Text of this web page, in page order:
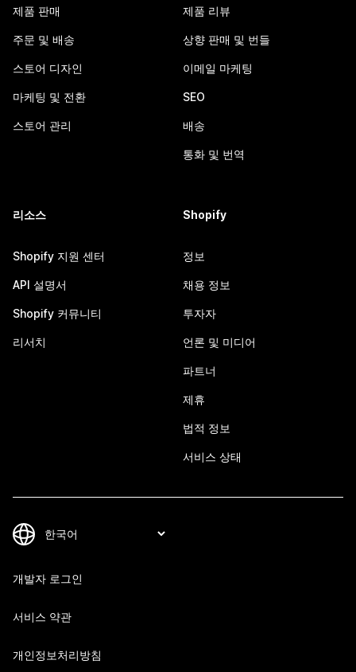
제품 판매
주문 및 배송
스토어 디자인
마케팅 및 전환
스토어 관리
제품 리뷰
상향 판매 및 번들
이메일 마케팅
SEO
배송
통화 및 번역
리소스
Shopify 지원 센터
API 설명서
Shopify 커뮤니티
리서치
Shopify
정보
채용 정보
투자자
언론 및 미디어
파트너
제휴
법적 정보
서비스 상태
개발자 로그인
서비스 약관
개인정보처리방침